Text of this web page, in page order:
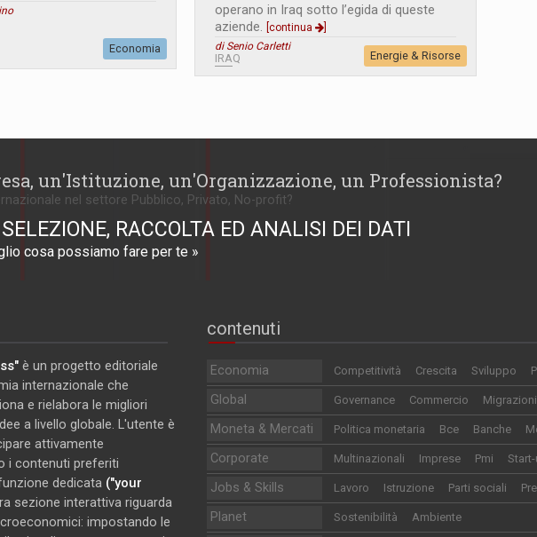
Economia
operano in Iraq sotto l’egida di queste
aziende. [continua
]
di Senio Carletti
IRAQ Energie & Risorse
un'Istituzione, un'Organizzazione, un Professionista?
nel settore Pubblico, Privato, No-profit?
RACCOLTA ED ANALISI DEI DATI
cosa possiamo fare per te »
è un progetto editoriale
internazionale che
e rielabora le migliori
a livello globale. L'utente è
attivamente
i contenuti preferiti
dedicata ("your
sezione interattiva riguarda
impostando le
contenuti
Economia Competitività Crescita Sviluppo
Global Governance Commercio Migrazioni
Moneta & Mercati Politica monetaria Bce Banche
Corporate Multinazionali Imprese Pmi
Jobs & Skills Lavoro Istruzione Parti sociali
Planet Sostenibilità Ambiente